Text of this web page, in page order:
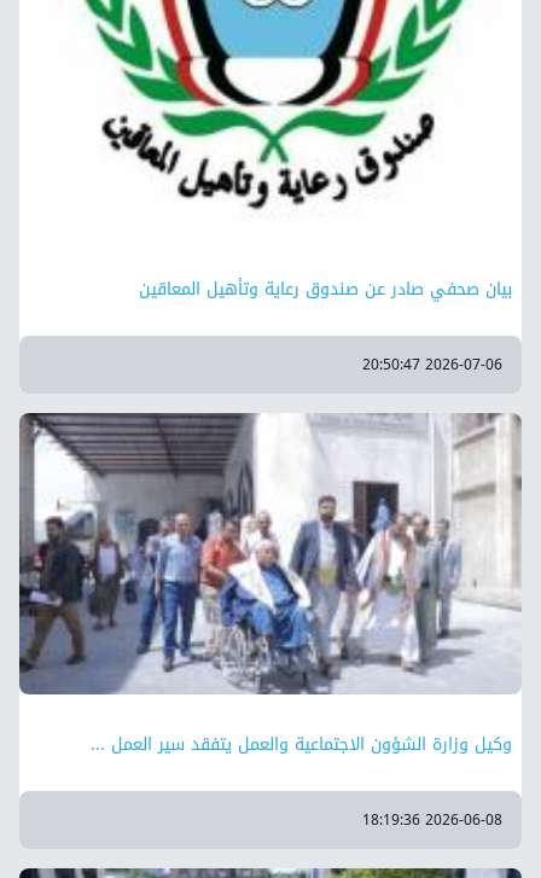
بيان صحفي صادر عن صندوق رعاية وتأهيل المعاقين
2026-07-06 20:50:47
وكيل وزارة الشؤون الاجتماعية والعمل يتفقد سير العمل ...
2026-06-08 18:19:36